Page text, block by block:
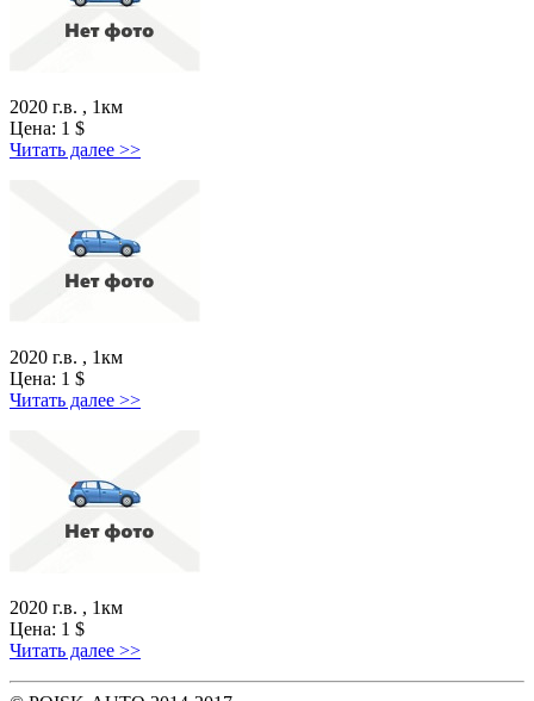
2020 г.в. , 1км
Цена: 1 $
Читать далее >>
2020 г.в. , 1км
Цена: 1 $
Читать далее >>
2020 г.в. , 1км
Цена: 1 $
Читать далее >>